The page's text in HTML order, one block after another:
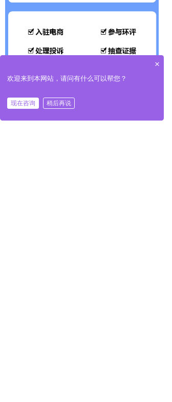
×
欢迎来到本网站，请问有什么可以帮您？
现在咨询 稍后再说